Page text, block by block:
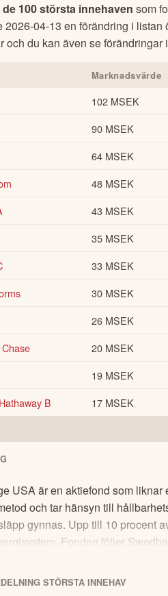
de 100 största innehaven som
2026-04-13 en förändring i
och du kan även se
Marknadsvärde
102 MSEK
90 MSEK
64 MSEK
48 MSEK
43 MSEK
35 MSEK
33 MSEK
30 MSEK
26 MSEK
20 MSEK
19 MSEK
B
17 MSEK
USA är en aktiefond som
och tar hänsyn till
gynnas. Upp till 10 procent
Fonden följer
i informationsbroschyren.
STÖRSTA INNEHAV